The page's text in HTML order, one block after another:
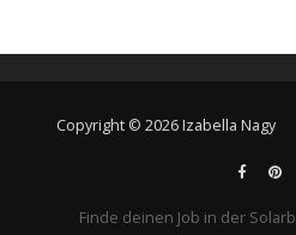
Copyright © 2026 Izabella Nagy
Finde deinen Job in der